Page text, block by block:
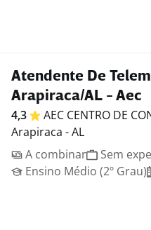
Atendente De
Arapiraca/AL - Aec
4,3 AEC CENTRO DE
Arapiraca - AL
A combinar
Sem
Ensino Médio (2º Grau)